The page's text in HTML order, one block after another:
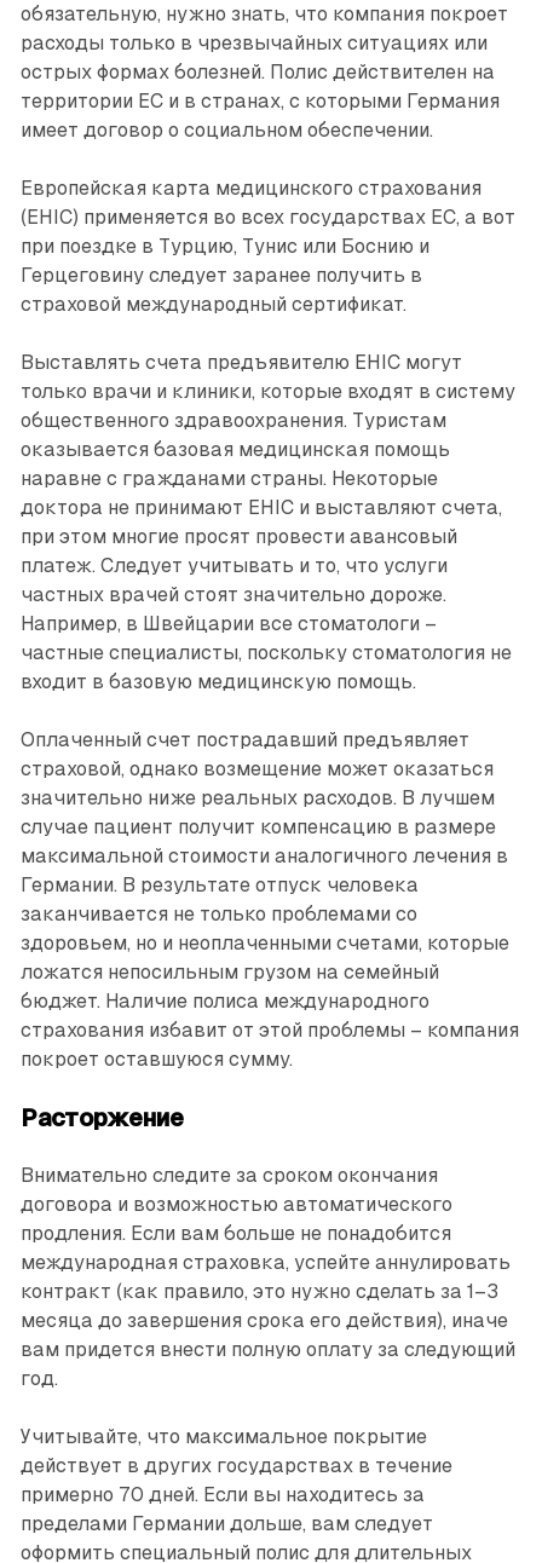
обязательную, нужно знать, что компания покроет
расходы только в чрезвычайных ситуациях или
острых формах болезней. Полис действителен на
территории ЕС и в странах, с которыми Германия
имеет договор о социальном обеспечении.
Европейская карта медицинского страхования
(EHIC) применяется во всех государствах ЕС, а вот
при поездке в Турцию, Тунис или Боснию и
Герцеговину следует заранее получить в
страховой международный сертификат.
Выставлять счета предъявителю EHIC могут
только врачи и клиники, которые входят в систему
общественного здравоохранения. Туристам
оказывается базовая медицинская помощь
наравне с гражданами страны. Некоторые
доктора не принимают EHIC и выставляют счета,
при этом многие просят провести авансовый
платеж. Следует учитывать и то, что услуги
частных врачей стоят значительно дороже.
Например, в Швейцарии все стоматологи –
частные специалисты, поскольку стоматология не
входит в базовую медицинскую помощь.
Оплаченный счет пострадавший предъявляет
страховой, однако возмещение может оказаться
значительно ниже реальных расходов. В лучшем
случае пациент получит компенсацию в размере
максимальной стоимости аналогичного лечения в
Германии. В результате отпуск человека
заканчивается не только проблемами со
здоровьем, но и неоплаченными счетами, которые
ложатся непосильным грузом на семейный
бюджет. Наличие полиса международного
страхования избавит от этой проблемы – компания
покроет оставшуюся сумму.
Расторжение
Внимательно следите за сроком окончания
договора и возможностью автоматического
продления. Если вам больше не понадобится
международная страховка, успейте аннулировать
контракт (как правило, это нужно сделать за 1–3
месяца до завершения срока его действия), иначе
вам придется внести полную оплату за следующий
год.
Учитывайте, что максимальное покрытие
действует в других государствах в течение
примерно 70 дней. Если вы находитесь за
пределами Германии дольше, вам следует
оформить специальный полис для длительных